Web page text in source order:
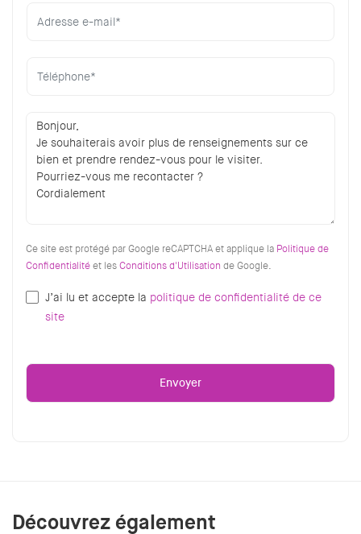
Ce site est protégé par Google reCAPTCHA et applique la Politique de
Confidentialitéet lesConditions d'Utilisation de Google.
J’ai lu et accepte la politique de confidentialité de ce
site
Découvrez également